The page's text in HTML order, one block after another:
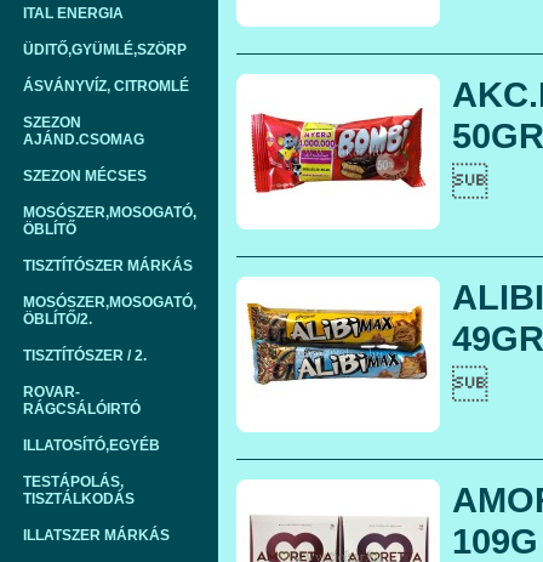
ITAL ENERGIA
ÜDITŐ,GYÜMLÉ,SZÖRP
ÁSVÁNYVÍZ, CITROMLÉ
SZEZON
AJÁND.CSOMAG
SZEZON MÉCSES
MOSÓSZER,MOSOGATÓ,
ÖBLÍTŐ
TISZTÍTÓSZER MÁRKÁS
MOSÓSZER,MOSOGATÓ,
ÖBLÍTŐ/2.
TISZTÍTÓSZER / 2.
ROVAR-
RÁGCSÁLÓIRTÓ
ILLATOSÍTÓ,EGYÉB
TESTÁPOLÁS,
TISZTÁLKODÁS
ILLATSZER MÁRKÁS

